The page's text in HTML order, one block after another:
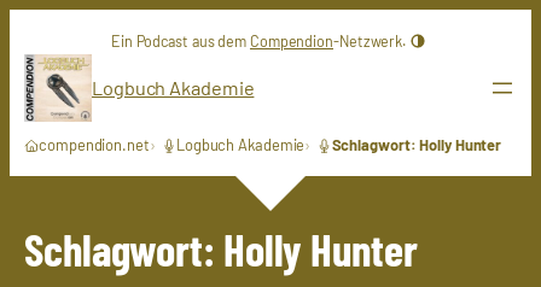
Inhalt
springen
Ein Podcast aus dem Compendion-Netzwerk.
Logbuch Akademie
compendion.net Logbuch Akademie Schlagwort: Holly Hunter
Schlagwort: Holly Hunter